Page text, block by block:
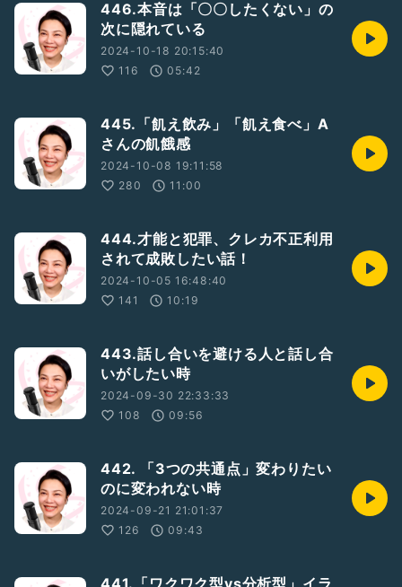
446.本音は「〇〇したくない」の
次に隠れている
2024-10-18 20:15:40
116
05:42
445.「飢え飲み」「飢え食べ」A
さんの飢餓感
2024-10-08 19:11:58
280
11:00
444.才能と犯罪、クレカ不正利用
されて成敗したい話！
2024-10-05 16:48:40
141
10:19
443.話し合いを避ける人と話し合
いがしたい時
2024-09-30 22:33:33
108
09:56
442. 「3つの共通点」変わりたい
のに変われない時
2024-09-21 21:01:37
126
09:43